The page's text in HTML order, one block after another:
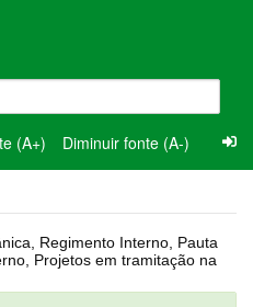
(A+) Diminuir fonte (A-)